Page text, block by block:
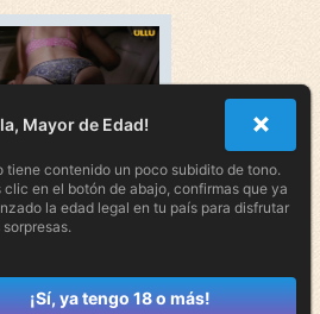
Mayor de Edad!
tiene contenido un poco subidito de tono.
clic en el botón de abajo, confirmas que ya
la edad legal en tu país para disfrutar
¡Sí, ya tengo 18 o más!